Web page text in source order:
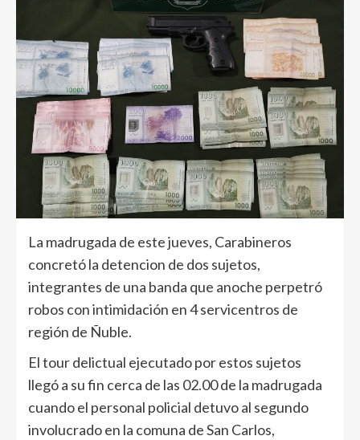
La madrugada de este jueves, Carabineros
concretó la detencion de dos sujetos,
integrantes de una banda que anoche perpetró
robos con intimidación en 4 servicentros de
región de Ñuble.
El tour delictual ejecutado por estos sujetos
llegó a su fin cerca de las 02.00 de la madrugada
cuando el personal policial detuvo al segundo
involucrado en la comuna de San Carlos,